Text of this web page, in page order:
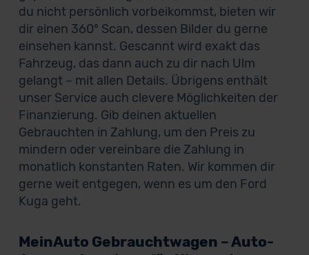
du nicht persönlich vorbeikommst, bieten wir
dir einen 360° Scan, dessen Bilder du gerne
einsehen kannst. Gescannt wird exakt das
Fahrzeug, das dann auch zu dir nach Ulm
gelangt – mit allen Details. Übrigens enthält
unser Service auch clevere Möglichkeiten der
Finanzierung. Gib deinen aktuellen
Gebrauchten in Zahlung, um den Preis zu
mindern oder vereinbare die Zahlung in
monatlich konstanten Raten. Wir kommen dir
gerne weit entgegen, wenn es um den Ford
Kuga geht.
MeinAuto Gebrauchtwagen – Auto-